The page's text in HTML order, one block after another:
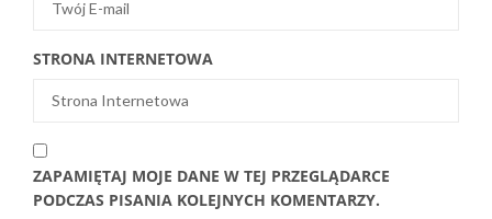
STRONA INTERNETOWA
ZAPAMIĘTAJ MOJE DANE W TEJ PRZEGLĄDARCE
PODCZAS PISANIA KOLEJNYCH KOMENTARZY.